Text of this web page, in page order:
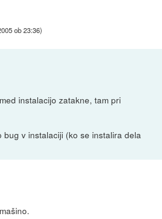
ob 23:36)
instalacijo zatakne, tam pri
v instalaciji (ko se instalira dela